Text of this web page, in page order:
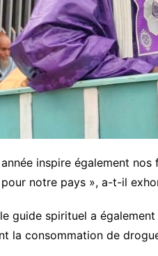
inspire également
notre pays », a-t-il
guide spirituel a
la consommation de